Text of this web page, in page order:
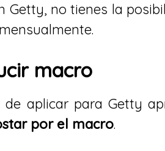
Getty, no tienes la
macro
aplicar para Getty
por el macro.